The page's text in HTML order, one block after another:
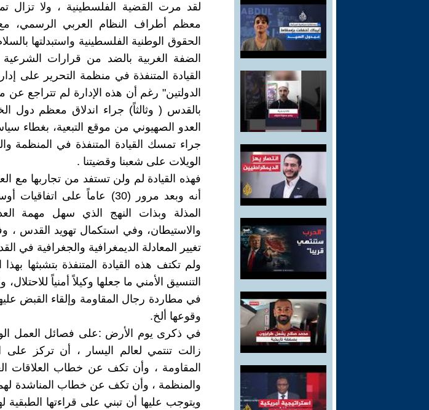
لقد مرت القضية الفلسطينية ، ولا
معظم أطراف النظام العربي الرسمي،
الحقوق الوطنية الفلسطينية واستبدلتها
الضفة الغربية بالضد من قرارات الشرعية
القيادة المتنفذة في منظمة التحرير على
الدولتين" رغم أن هذه الإدارة لم تتراجع
بالقدس ( وثالثاً) جراء اندلاق معظم دول
العدو الصهيوني من موقع التبعية، بغطاء
جراء تمسك القيادة المتنفذة في المنظمة
الويلات على شعبنا وقضيتنا .
فهذه القيادة لم ولن تستفد من تجاربها مع
أنه وبعد مرور (30) عاماً على
المذلة وبذات النهج الذي سهل مهمة
والاستيطان، وفي استكمال تهويد القدس
تغيير المعادلة الديمغرافية والجغرافية في
ولم تكتف هذه القيادة المتنفذة بتشبثها
التنسيق الأمني ما جعلها وكيلاً أمنياً
في مطاردة رجال المقاومة وإلقاء القبض
وقوعها ألخ.
في ذكرى يوم الأرض :على فصائل العمل
زالت تنتمي لعالم اليسار ، أن تركز على
المقاومة ، وأن تكف عن خطاب العلاقات
والمنظمة ، وأن تكف عن خطاب المناشدة
ويتوجب عليها أن تبني على قراءتها الطبقية